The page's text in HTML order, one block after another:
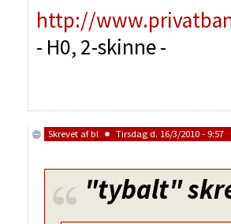
http://
- H0, 2-skinne -
Skrevet afbl Tirsdag d. 16/3/2010 - 9:57
"tybalt"